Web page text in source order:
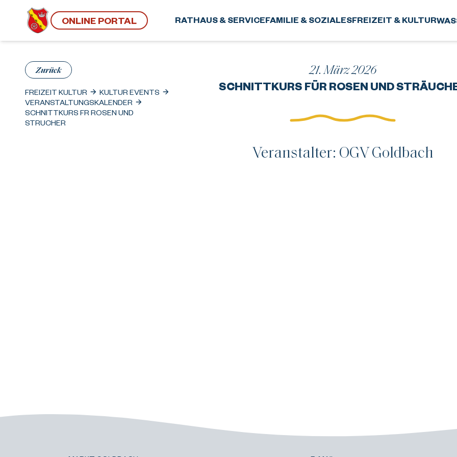
ONLINE PORTAL RATHAUS & SERVICEFAMILIE & SOZIALESFREIZEIT & KULTUR
Zurück
FREIZEIT KULTUR
KULTUR EVENTS
VERANSTALTUNGSKALENDER
SCHNITTKURS FR ROSEN UND
STRUCHER
21. März 2026
SCHNITTKURS FÜR ROSEN UND
Veranstalter: OGV Goldbach